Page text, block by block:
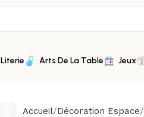
Literie Arts De La Table Jeux
Accueil Décoration Espace